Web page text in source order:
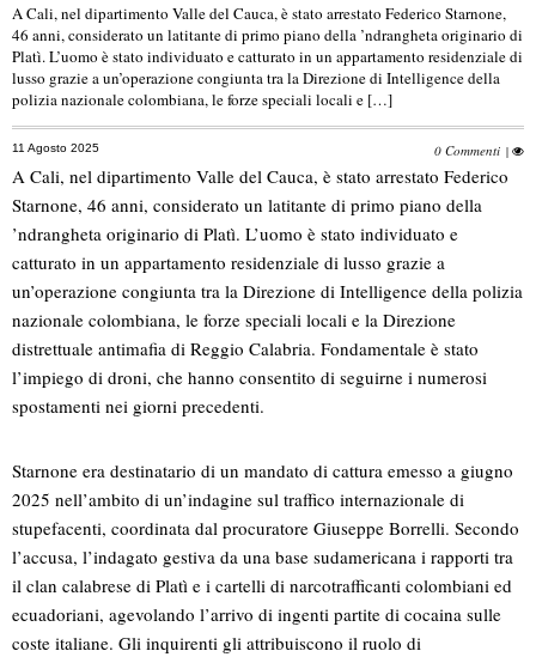
A Cali, nel dipartimento Valle del Cauca, è stato arrestato Federico Starnone,
46 anni, considerato un latitante di primo piano della ’ndrangheta originario di
Platì. L’uomo è stato individuato e catturato in un appartamento residenziale di
lusso grazie a un’operazione congiunta tra la Direzione di Intelligence della
polizia nazionale colombiana, le forze speciali locali e […]
11 Agosto 2025 0 Commenti |
A Cali, nel dipartimento Valle del Cauca, è stato arrestato Federico
Starnone, 46 anni, considerato un latitante di primo piano della
’ndrangheta originario di Platì. L’uomo è stato individuato e
catturato in un appartamento residenziale di lusso grazie a
un’operazione congiunta tra la Direzione di Intelligence della polizia
nazionale colombiana, le forze speciali locali e la Direzione
distrettuale antimafia di Reggio Calabria. Fondamentale è stato
l’impiego di droni, che hanno consentito di seguirne i numerosi
spostamenti nei giorni precedenti.
Starnone era destinatario di un mandato di cattura emesso a giugno
2025 nell’ambito di un’indagine sul traffico internazionale di
stupefacenti, coordinata dal procuratore Giuseppe Borrelli. Secondo
l’accusa, l’indagato gestiva da una base sudamericana i rapporti tra
il clan calabrese di Platì e i cartelli di narcotrafficanti colombiani ed
ecuadoriani, agevolando l’arrivo di ingenti partite di cocaina sulle
coste italiane. Gli inquirenti gli attribuiscono il ruolo di